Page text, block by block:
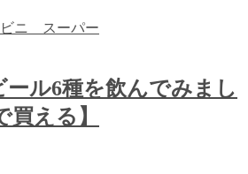
ール6種を飲んでみまし
える】